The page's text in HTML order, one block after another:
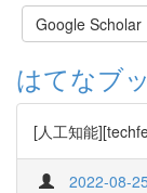
Google Scholar
はてなブ
[人工知能
2022-08-